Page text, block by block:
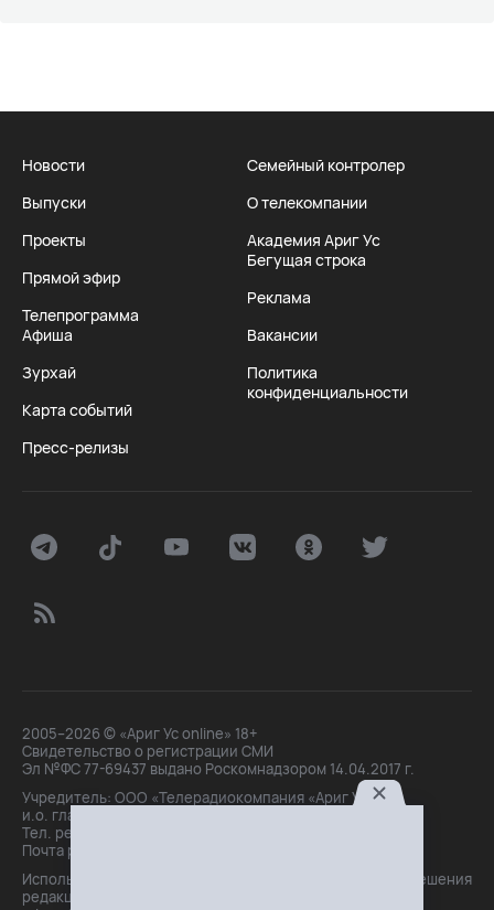
Новости
Выпуски
Проекты
Прямой эфир
Телепрограмма
Афиша
Зурхай
Карта событий
Пресс-релизы
Семейный контролер
О телекомпании
Академия Ариг Ус
Бегущая строка
Реклама
Вакансии
Политика
конфиденциальности
2005–2026 © «Ариг Ус online» 18+
Свидетельство о регистрации СМИ
Эл №ФС 77-69437 выдано Роскомнадзором 14.04.2017 г.
Учредитель: ООО «Телерадиокомпания «Ариг Ус»,
и.о. главного редактора: Маханова О.Б.
Тел. peдakции: +7(3012)21-30-14,
Почта peдakции: editor@arigus.tv
Использование материалов только с письменного разрешения
редакции. При цитировании прямая активная ссылка на